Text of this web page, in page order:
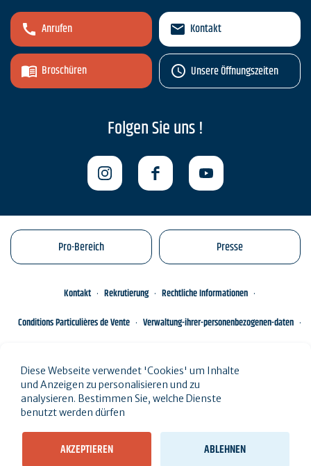
Anrufen
Broschüren
Kontakt
Unsere Öffnungszeiten
Folgen Sie uns !
Pro-Bereich Presse
Kontakt Rekrutierung
Rechtliche Informationen
Conditions Particulières de Vente
Verwaltung-ihrer-personenbezogenen-daten
Diese Webseite verwendet 'Cookies' um Inhalte
und Anzeigen zu personalisieren und zu
analysieren. Bestimmen Sie, welche Dienste
benutzt werden dürfen
AKZEPTIEREN ABLEHNEN